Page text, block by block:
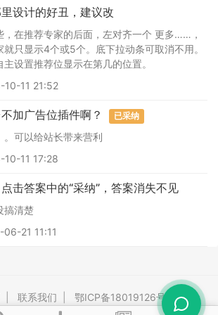
设计的好丑，建议改
，在推荐专家的后面，左对齐一个 更多……，
就只显示4个或5个。底下拉动条可取消不用。
设置推荐位显示在第几的位置。
10-11 21:52
加广告位插件啊？ 已采纳
。可以给站长带来营利
10-11 17:28
击答案中的“采纳”，答案消失不见
搞清楚
06-21 11:11
联系我们 鄂ICP备18019126号-3 |